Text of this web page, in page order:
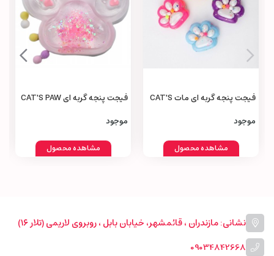
فیجت پنجه گربه‌ ای مات CAT'S
موجود
مشاهده محصول
فیجت پنجه گربه‌ ای CAT'S PAW
موجود
مشاهده محصول
نشانی: مازندران ، قائمشهر، خیابان بابل ، روبروی لاریمی (تلار ۱۶)
09034842668